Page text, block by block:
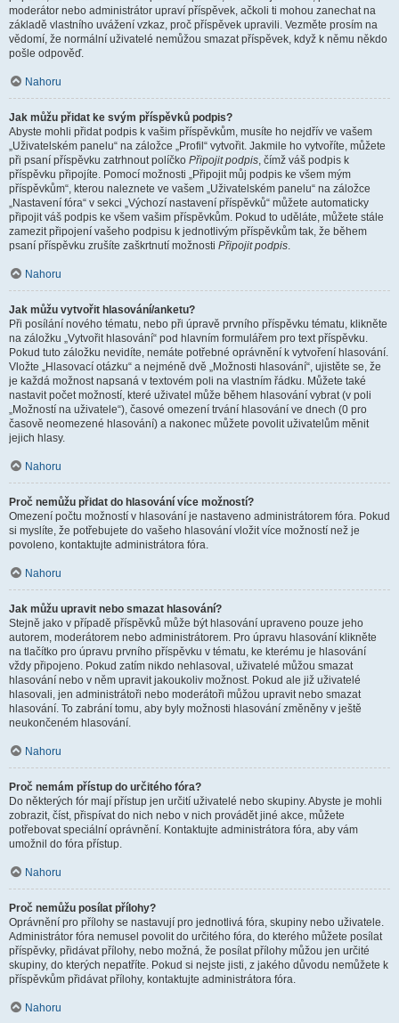
moderátor nebo administrátor upraví příspěvek, ačkoli ti mohou zanechat na
základě vlastního uvážení vzkaz, proč příspěvek upravili. Vezměte prosím na
vědomí, že normální uživatelé nemůžou smazat příspěvek, když k němu někdo
pošle odpověď.
Nahoru
Jak můžu přidat ke svým příspěvků podpis?
Abyste mohli přidat podpis k vašim příspěvkům, musíte ho nejdřív ve vašem
„Uživatelském panelu“ na záložce „Profil“ vytvořit. Jakmile ho vytvoříte, můžete
při psaní příspěvku zatrhnout políčko Připojit podpis, čímž váš podpis k
příspěvku připojíte. Pomocí možnosti „Připojit můj podpis ke všem mým
příspěvkům“, kterou naleznete ve vašem „Uživatelském panelu“ na záložce
„Nastavení fóra“ v sekci „Výchozí nastavení příspěvků“ můžete automaticky
připojit váš podpis ke všem vašim příspěvkům. Pokud to uděláte, můžete stále
zamezit připojení vašeho podpisu k jednotlivým příspěvkům tak, že během
psaní příspěvku zrušíte zaškrtnutí možnosti Připojit podpis.
Nahoru
Jak můžu vytvořit hlasování/anketu?
Při posílání nového tématu, nebo při úpravě prvního příspěvku tématu, klikněte
na záložku „Vytvořit hlasování“ pod hlavním formulářem pro text příspěvku.
Pokud tuto záložku nevidíte, nemáte potřebné oprávnění k vytvoření hlasování.
Vložte „Hlasovací otázku“ a nejméně dvě „Možnosti hlasování“, ujistěte se, že
je každá možnost napsaná v textovém poli na vlastním řádku. Můžete také
nastavit počet možností, které uživatel může během hlasování vybrat (v poli
„Možností na uživatele“), časové omezení trvání hlasování ve dnech (0 pro
časově neomezené hlasování) a nakonec můžete povolit uživatelům měnit
jejich hlasy.
Nahoru
Proč nemůžu přidat do hlasování více možností?
Omezení počtu možností v hlasování je nastaveno administrátorem fóra. Pokud
si myslíte, že potřebujete do vašeho hlasování vložit více možností než je
povoleno, kontaktujte administrátora fóra.
Nahoru
Jak můžu upravit nebo smazat hlasování?
Stejně jako v případě příspěvků může být hlasování upraveno pouze jeho
autorem, moderátorem nebo administrátorem. Pro úpravu hlasování klikněte
na tlačítko pro úpravu prvního příspěvku v tématu, ke kterému je hlasování
vždy připojeno. Pokud zatím nikdo nehlasoval, uživatelé můžou smazat
hlasování nebo v něm upravit jakoukoliv možnost. Pokud ale již uživatelé
hlasovali, jen administrátoři nebo moderátoři můžou upravit nebo smazat
hlasování. To zabrání tomu, aby byly možnosti hlasování změněny v ještě
neukončeném hlasování.
Nahoru
Proč nemám přístup do určitého fóra?
Do některých fór mají přístup jen určití uživatelé nebo skupiny. Abyste je mohli
zobrazit, číst, přispívat do nich nebo v nich provádět jiné akce, můžete
potřebovat speciální oprávnění. Kontaktujte administrátora fóra, aby vám
umožnil do fóra přístup.
Nahoru
Proč nemůžu posílat přílohy?
Oprávnění pro přílohy se nastavují pro jednotlivá fóra, skupiny nebo uživatele.
Administrátor fóra nemusel povolit do určitého fóra, do kterého můžete posílat
příspěvky, přidávat přílohy, nebo možná, že posílat přílohy můžou jen určité
skupiny, do kterých nepatříte. Pokud si nejste jisti, z jakého důvodu nemůžete k
příspěvkům přidávat přílohy, kontaktujte administrátora fóra.
Nahoru